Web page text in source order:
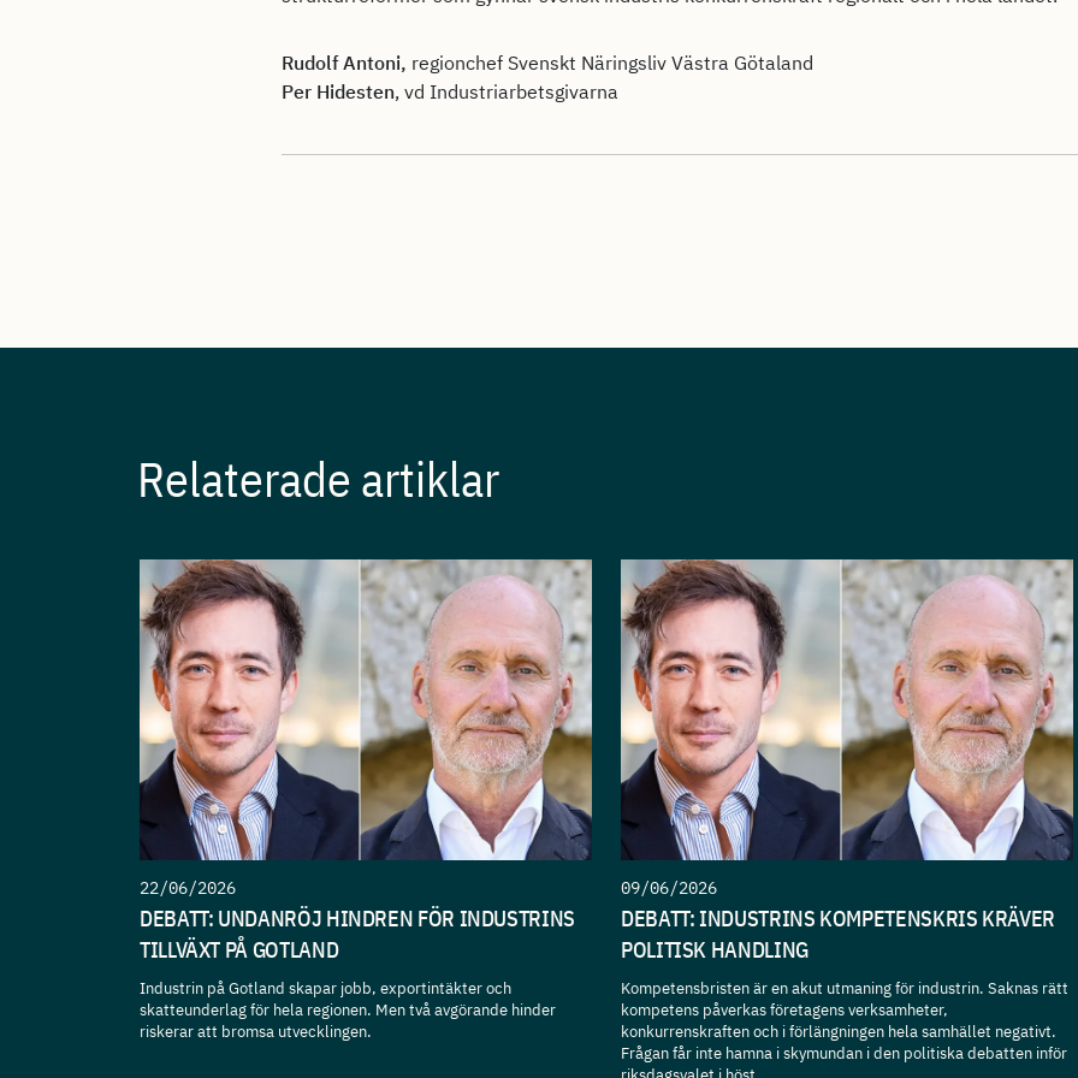
Rudolf Antoni, regionchef Svenskt Näringsliv Västra Götaland
Per Hidesten, vd Industriarbetsgivarna
Relaterade artiklar
22/06/2026
DEBATT: UNDANRÖJ HINDREN FÖR INDUSTRINS
TILLVÄXT PÅ GOTLAND
Industrin på Gotland skapar jobb, exportintäkter och
skatteunderlag för hela regionen. Men två avgörande hinder
riskerar att bromsa utvecklingen.
09/06/2026
DEBATT: INDUSTRINS KOMPETENSKRIS KRÄVER
POLITISK HANDLING
Kompetensbristen är en akut utmaning för industrin. Saknas rätt
kompetens påverkas företagens verksamheter,
konkurrenskraften och i förlängningen hela samhället negativt.
Frågan får inte hamna i skymundan i den politiska debatten inför